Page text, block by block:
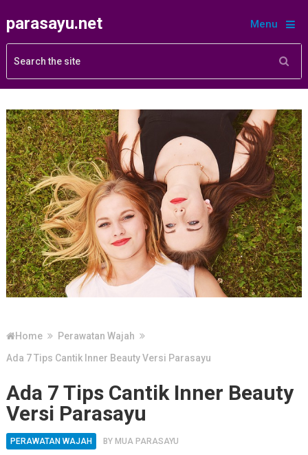
parasayu.net Menu
Home
Perawatan Wajah
Ada 7 Tips Cantik Inner Beauty Versi Parasayu
Ada 7 Tips Cantik Inner Beauty
Versi Parasayu
PERAWATAN WAJAH BY MUA PARASAYU